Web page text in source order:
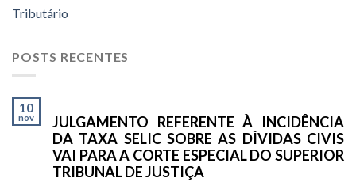
Tributário
POSTS RECENTES
10
nov
JULGAMENTO REFERENTE À INCIDÊNCIA
DA TAXA SELIC SOBRE AS DÍVIDAS CIVIS
VAI PARA A CORTE ESPECIAL DO SUPERIOR
TRIBUNAL DE JUSTIÇA